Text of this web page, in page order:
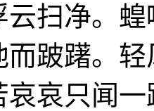
云扫净。
而跛躇。
哀哀只闻